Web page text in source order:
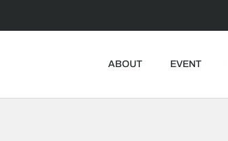
ABOUT EVENT